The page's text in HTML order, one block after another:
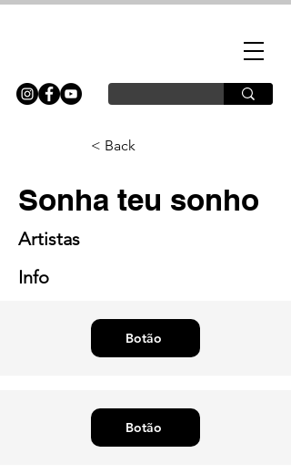
< Back
Sonha teu sonho
Artistas
Info
Botão
Botão